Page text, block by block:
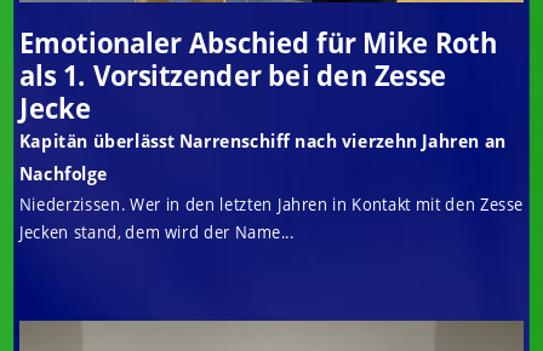
Emotionaler Abschied für Mike Roth
als 1. Vorsitzender bei den Zesse
Jecke
Kapitän überlässt Narrenschiff nach vierzehn Jahren an
Nachfolge
Niederzissen. Wer in den letzten Jahren in Kontakt mit den Zesse
Jecken stand, dem wird der Name...